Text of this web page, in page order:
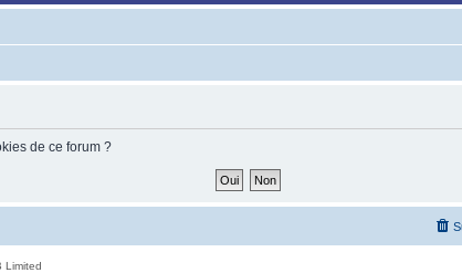
de ce forum ?
Limited